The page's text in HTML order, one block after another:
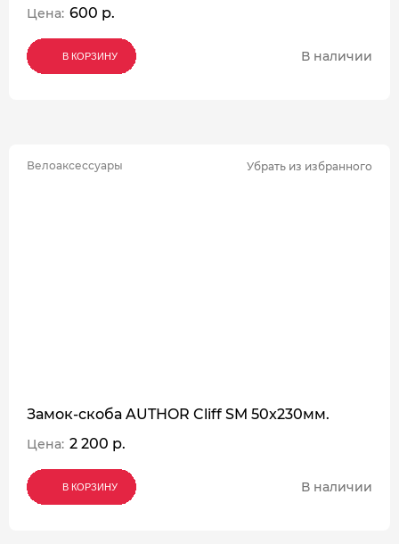
Цена: 600 р.
В КОРЗИНУ
В КОРЗИНУ
В КОРЗИНУ В наличии
Велоаксессуары Убрать из избранного
Замок-скоба AUTHOR Cliff SM 50x230мм.
Цена: 2 200 р.
В КОРЗИНУ
В КОРЗИНУ
В КОРЗИНУ В наличии